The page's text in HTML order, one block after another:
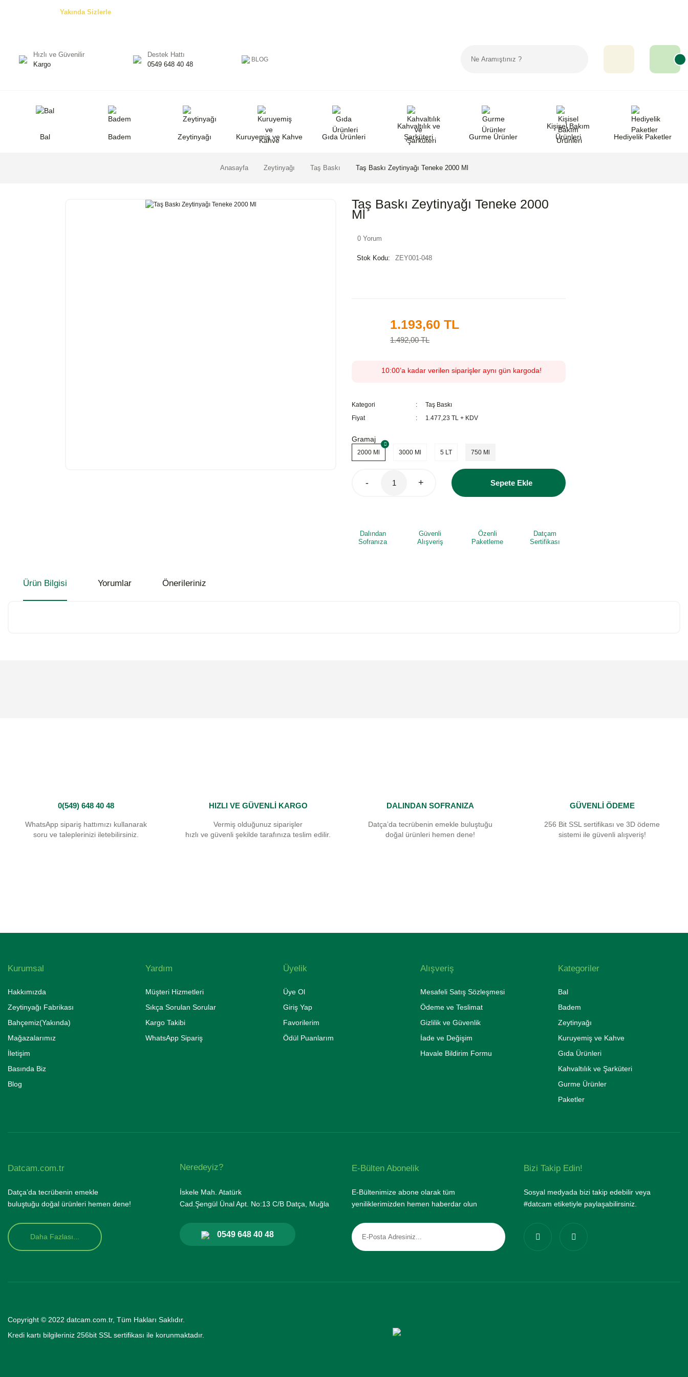
Yakında Sizlerle
Hızlı ve Güvenilir
Kargo
Destek Hattı
0549 648 40 48
BLOG
Bal Badem Zeytinyağı Kuruyemiş ve Kahve Gıda Ürünleri
Kahvaltılık ve
Şarküteri
Gurme Ürünler
Kişisel Bakım
Ürünleri
Hediyelik Paketler
Anasayfa Zeytinyağı Taş Baskı Taş Baskı Zeytinyağı Teneke 2000 Ml
Taş Baskı Zeytinyağı Teneke 2000
Ml
0 Yorum
Stok Kodu: ZEY001-048
1.193,60 TL
1.492,00 TL
10:00’a kadar verilen siparişler aynı gün kargoda!
Kategori
Taş Baskı
Fiyat
1.477,23 TL + KDV
Gramaj
2000 Ml 3000 Ml 5 LT 750 Ml
- + Sepete Ekle
Dalından
Sofranıza
Güvenli
Alışveriş
Özenli
Paketleme
Datçam
Sertifikası
Ürün Bilgisi Yorumlar Önerileriniz
0(549) 648 40 48
WhatsApp sipariş hattımızı kullanarak
soru ve taleplerinizi iletebilirsiniz.
HIZLI VE GÜVENLİ KARGO
Vermiş olduğunuz siparişler
hızlı ve güvenli şekilde tarafınıza teslim edilir.
DALINDAN SOFRANIZA
Datça’da tecrübenin emekle buluştuğu
doğal ürünleri hemen dene!
GÜVENLİ ÖDEME
256 Bit SSL sertifikası ve 3D ödeme
sistemi ile güvenli alışveriş!
Kurumsal
Hakkımızda
Zeytinyağı Fabrikası
Bahçemiz(Yakında)
Mağazalarımız
İletişim
Basında Biz
Blog
Yardım
Müşteri Hizmetleri
Sıkça Sorulan Sorular
Kargo Takibi
WhatsApp Sipariş
Üyelik
Üye Ol
Giriş Yap
Favorilerim
Ödül Puanlarım
Alışveriş
Mesafeli Satış Sözleşmesi
Ödeme ve Teslimat
Gizlilik ve Güvenlik
İade ve Değişim
Havale Bildirim Formu
Kategoriler
Bal
Badem
Zeytinyağı
Kuruyemiş ve Kahve
Gıda Ürünleri
Kahvaltılık ve Şarküteri
Gurme Ürünler
Paketler
Datcam.com.tr
Datça’da tecrübenin emekle
buluştuğu doğal ürünleri hemen dene!
Daha Fazlası...
Neredeyiz?
İskele Mah. Atatürk
Cad.Şengül Ünal Apt. No:13 C/B Datça, Muğla
0549 648 40 48
E-Bülten Abonelik
E-Bültenimize abone olarak tüm
yeniliklerimizden hemen haberdar olun
Bizi Takip Edin!
Sosyal medyada bizi takip edebilir veya
#datcam etiketiyle paylaşabilirsiniz.
Copyright © 2022 datcam.com.tr, Tüm Hakları Saklıdır.
Kredi kartı bilgileriniz 256bit SSL sertifikası ile korunmaktadır.